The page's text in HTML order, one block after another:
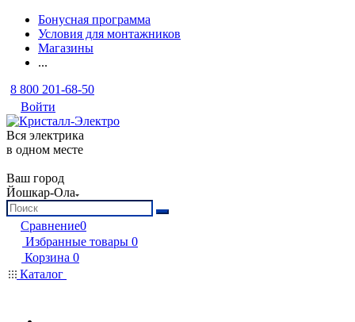
Бонусная программа
Условия для монтажников
Магазины
...
8 800 201-68-50
Войти
Вся электрика
в одном месте
Ваш город
Йошкар-Ола
Сравнение0
Избранные товары 0
Корзина 0
Каталог